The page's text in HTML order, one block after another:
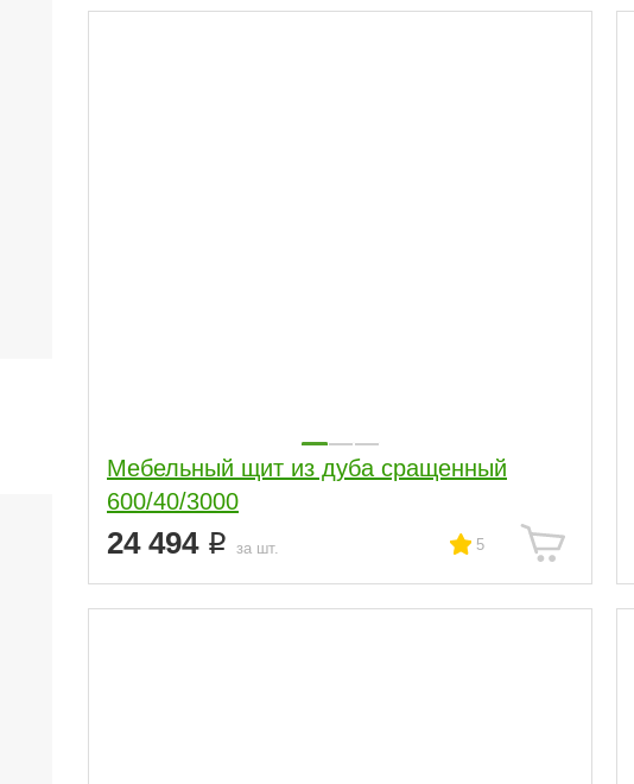
Мебельный щит из дуба сращенный
600/40/3000
24 494 за шт. 5